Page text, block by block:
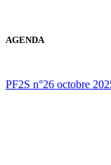
AGENDA
PF2S n°26 octobre